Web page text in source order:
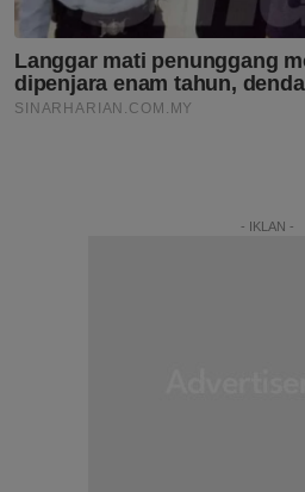
- IKLAN -